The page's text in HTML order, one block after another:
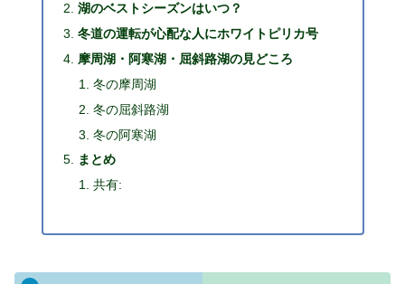
湖のベストシーズンはいつ？
冬道の運転が心配な人にホワイトピリカ号
摩周湖・阿寒湖・屈斜路湖の見どころ
冬の摩周湖
冬の屈斜路湖
冬の阿寒湖
まとめ
共有: